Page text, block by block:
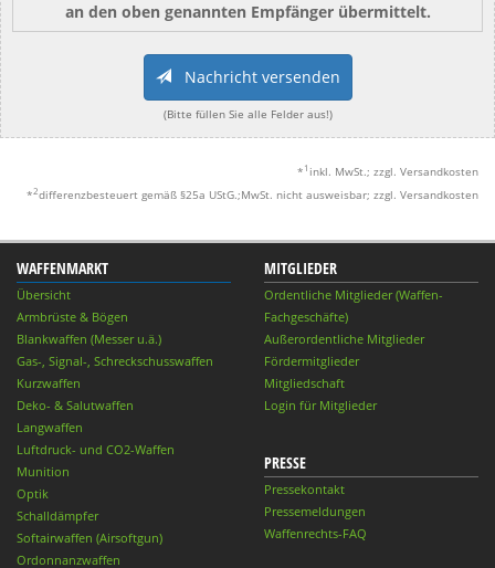
an den oben genannten Empfänger übermittelt.
Nachricht versenden
(Bitte füllen Sie alle Felder aus!)
* 1 inkl. MwSt.; zzgl. Versandkosten
*2differenzbesteuert gemäß §25a UStG.;MwSt. nicht ausweisbar; zzgl. Versandkosten
WAFFENMARKT
Übersicht
Armbrüste & Bögen
Blankwaffen (Messer u.ä.)
Gas-, Signal-, Schreckschusswaffen
Kurzwaffen
Deko- & Salutwaffen
Langwaffen
Luftdruck- und CO2-Waffen
Munition
Optik
Schalldämpfer
Softairwaffen (Airsoftgun)
Ordonnanzwaffen
MITGLIEDER
Ordentliche Mitglieder (Waffen-
Fachgeschäfte)
Außerordentliche Mitglieder
Fördermitglieder
Mitgliedschaft
Login für Mitglieder
PRESSE
Pressekontakt
Pressemeldungen
Waffenrechts-FAQ